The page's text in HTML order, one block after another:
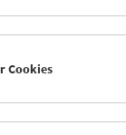
Mi 16.5.
Cookies